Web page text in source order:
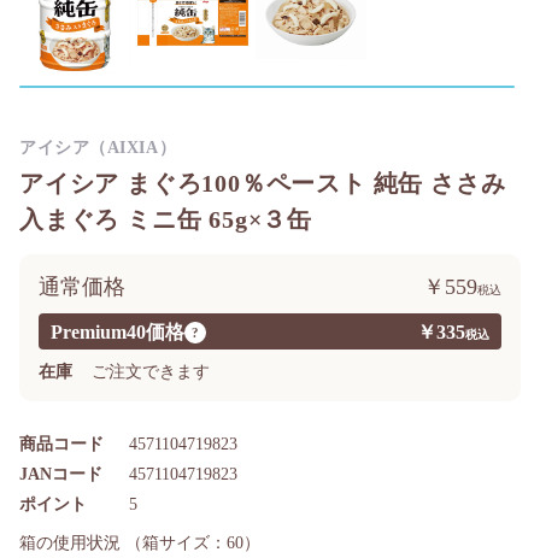
アイシア まぐろ100％ペースト 純缶 ささみ
入まぐろ ミニ缶 65g×３缶
Premium40価格 ? ￥335
通常価格 ￥559
在庫 ご注文できます
商品コード 4571104719823
ポイント 5
JANコード 4571104719823
アイシア（AIXIA）
箱の使用状況
（箱サイズ：60）